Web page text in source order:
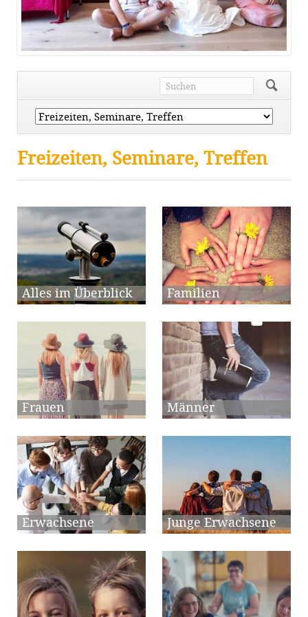
Navigation
überspringen
Freizeiten, Seminare, Treffen
Alles im Überblick Familien
Frauen Männer
Erwachsene Junge Erwachsene